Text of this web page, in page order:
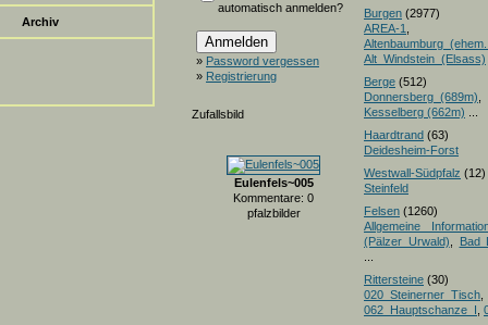
Archiv
automatisch anmelden?
» Password vergessen
» Registrierung
Zufallsbild
Eulenfels~005
Kommentare: 0
pfalzbilder
Burgen (2977)
AREA-1
Alt_Windstein_(Elsass)
Berge (512)
Donnersberg_(689m)
Kesselberg (662m)
Haardtrand (63)
Deidesheim-Forst
Westwall-Südpfalz (12)
Steinfeld
Felsen (1260)
Allgemeine
(Pälzer Urwald)
Bad
Rittersteine (30)
020_Steinerner_Tisch
062_Hauptschanze_I